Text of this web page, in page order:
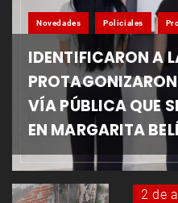
Novedades Policiales
IDENTIFICARON A
VÍA PÚBLICA QUE
EN MARGARITA
2 de